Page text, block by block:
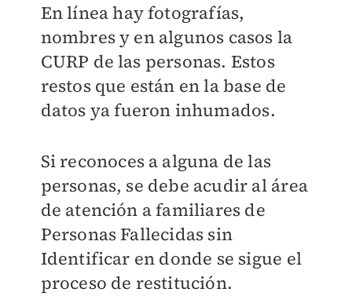
En línea hay fotografías,
nombres y en algunos casos la
CURP de las personas. Estos
restos que están en la base de
datos ya fueron inhumados.
Si reconoces a alguna de las
personas, se debe acudir al área
de atención a familiares de
Personas Fallecidas sin
Identificar en donde se sigue el
proceso de restitución.